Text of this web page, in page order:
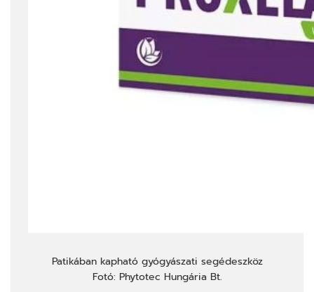
Patikában kapható gyógyászati segédeszköz
Fotó: Phytotec Hungária Bt.